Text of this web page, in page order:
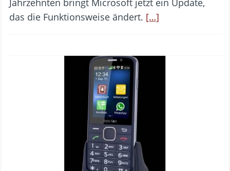
das die Funktionsweise ändert. […]